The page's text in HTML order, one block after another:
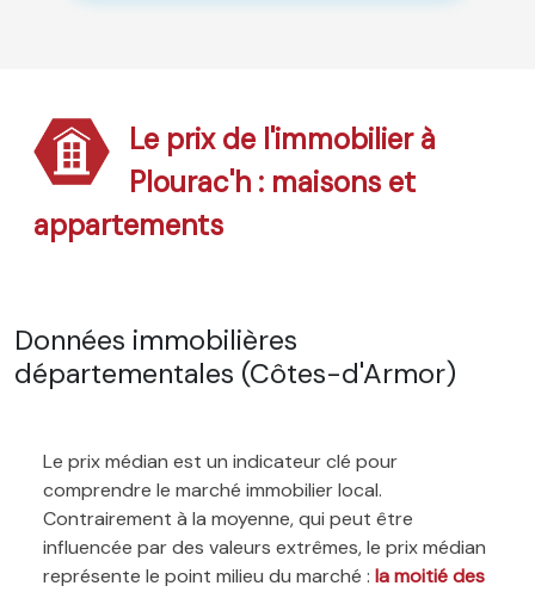
Le prix de l'immobilier à
Plourac'h : maisons et
appartements
Données immobilières
départementales (Côtes-d'Armor)
Le prix médian est un indicateur clé pour
comprendre le marché immobilier local.
Contrairement à la moyenne, qui peut être
influencée par des valeurs extrêmes, le prix médian
représente le point milieu du marché : la moitié des